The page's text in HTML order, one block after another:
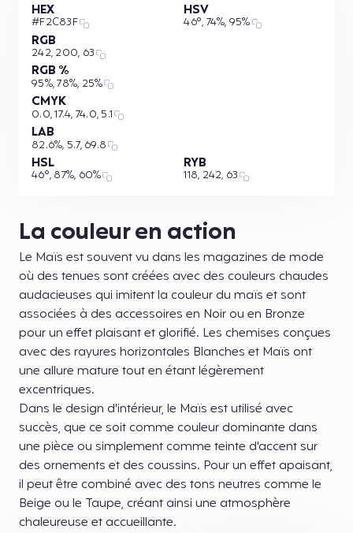
La couleur en action
Le Maïs est souvent vu dans les magazines de mode
où des tenues sont créées avec des couleurs chaudes
audacieuses qui imitent la couleur du maïs et sont
associées à des accessoires en Noir ou en Bronze
pour un effet plaisant et glorifié. Les chemises conçues
avec des rayures horizontales Blanches et Maïs ont
une allure mature tout en étant légèrement
excentriques.
Dans le design d'intérieur, le Maïs est utilisé avec
succès, que ce soit comme couleur dominante dans
une pièce ou simplement comme teinte d'accent sur
des ornements et des coussins. Pour un effet apaisant,
il peut être combiné avec des tons neutres comme le
Beige ou le Taupe, créant ainsi une atmosphère
chaleureuse et accueillante.
HEX
#F2C83F
RGB
242, 200, 63
RGB %
95%, 78%, 25%
CMYK
0.0, 17.4, 74.0, 5.1
LAB
82.6%, 5.7, 69.8
HSL
46°, 87%, 60%
HSV
46°, 74%, 95%
RYB
118, 242, 63